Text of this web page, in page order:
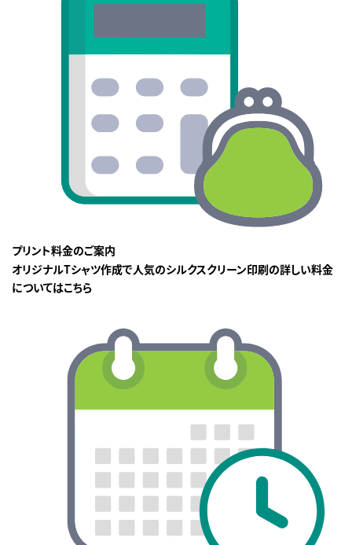
プリント料金のご案内
オリジナルTシャツ作成で人気のシルクスクリーン印刷の詳しい料金
についてはこちら